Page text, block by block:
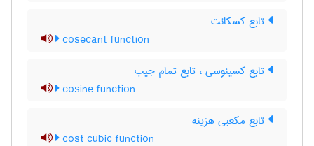
تابع کسکانت
cosecant function
تابع کسینوسی ، تابع تمام جیب
cosine function
تابع مکعبی هزینه
cost cubic function